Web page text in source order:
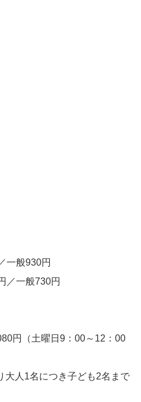
一般930円
／一般730円
円（土曜日9：00～12：00
人1名につき子ども2名まで